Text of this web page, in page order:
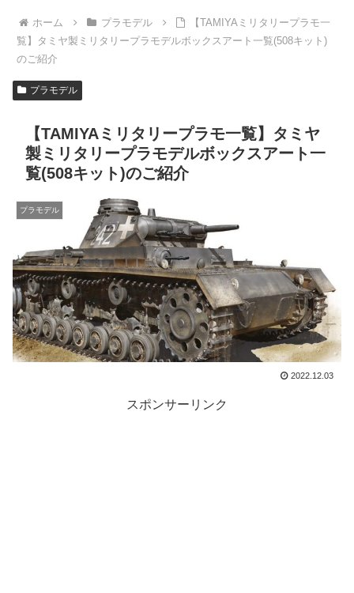
ホーム プラモデル
【TAMIYAミリタリープラモ一
覧】タミヤ製ミリタリープラモデルボックスアート一覧(508キット)
のご紹介
プラモデル
【TAMIYAミリタリープラモ一覧】タミヤ
製ミリタリープラモデルボックスアート一
覧(508キット)のご紹介
プラモデル
2022.12.03
スポンサーリンク